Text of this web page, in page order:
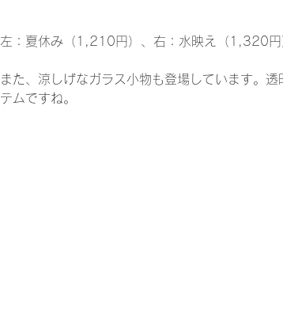
左：夏休み（1,210円）、右：水映え（1,320円
また、涼しげなガラス小物も登場しています。
テムですね。